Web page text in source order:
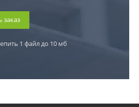
1 файл до 10 мб